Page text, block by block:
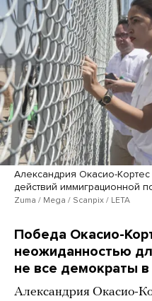
Александрия Окасио-
действий иммиграционной
Zuma / Mega / Scanpix / LETA
Победа Окасио-
неожиданностью
не все демократы в
Александрия Окасио-